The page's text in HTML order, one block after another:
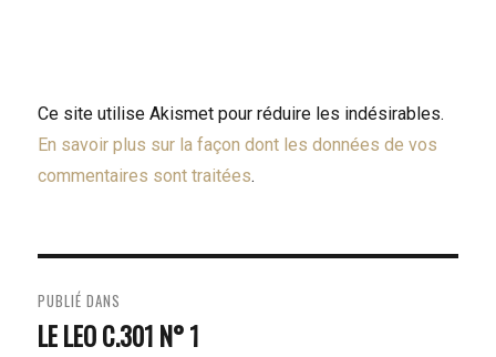
Ce site utilise Akismet pour réduire les indésirables.
En savoir plus sur la façon dont les données de vos
commentaires sont traitées.
NAVIGATION
DE
PUBLIÉ DANS
LE LEO C.301 N° 1